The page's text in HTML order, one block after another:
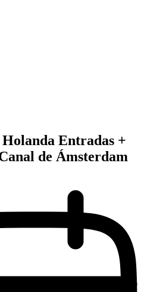
Holanda Entradas +
de Ámsterdam